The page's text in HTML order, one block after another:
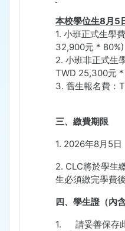
本校學位生8月 5
1. 小班正式生學費
32,900元 * 80%)
2. 小班非正式生
TWD 25,300元 *
3. 舊生報名費：
三、繳費期限
1. 2026年8月 5日
2. CLC將於學生
生必須繳完學費
四、學生證（內
1. 請妥善保存